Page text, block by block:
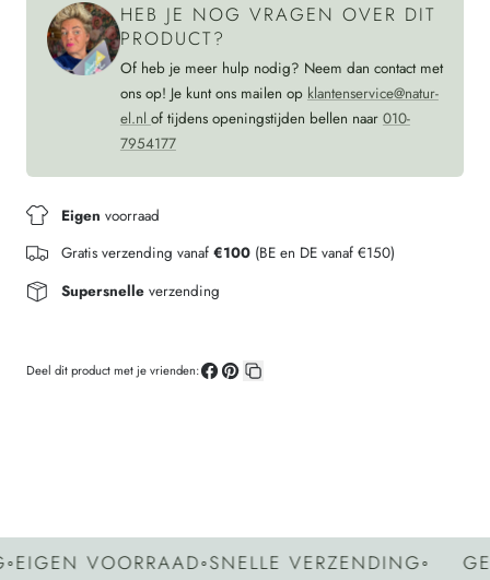
HEB JE NOG VRAGEN OVER DIT
PRODUCT?
Of heb je meer hulp nodig? Neem dan contact met
ons op! Je kunt ons mailen op klantenservice@natur-
el.nl of tijdens openingstijden bellen naar 010-
7954177
Eigen voorraad
Gratis verzending vanaf €100 (BE en DE vanaf €150)
Supersnelleverzending
Deel dit product met je vrienden:
VOORRAAD◦SNELLE VERZENDING◦ GEEN